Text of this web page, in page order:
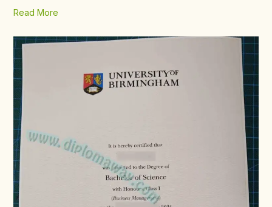
Read More